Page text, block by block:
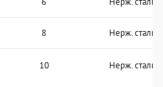
8 Нерж. сталь
10 Нерж. сталь